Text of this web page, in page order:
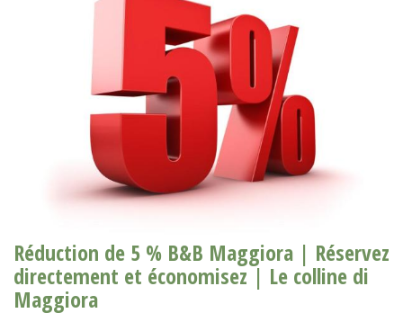
Réduction de 5 % B&B Maggiora | Réservez
directement et économisez | Le colline di
Maggiora